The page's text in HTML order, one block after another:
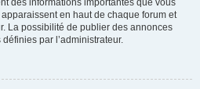
des informations importantes que vous
en haut de chaque forum et
La possibilité de publier des annonces
par l’administrateur.